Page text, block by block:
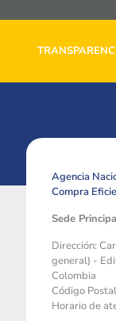
Agencia
Compra
Sede
Dirección:
general) -
Colombia
Código
Horario de